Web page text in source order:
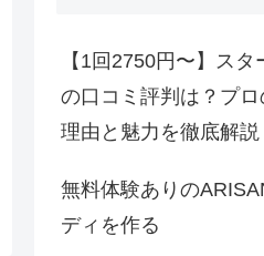
【1回2750円〜】ス
の口コミ評判は？プ
理由と魅力を徹底解説
無料体験ありの
ディを作る